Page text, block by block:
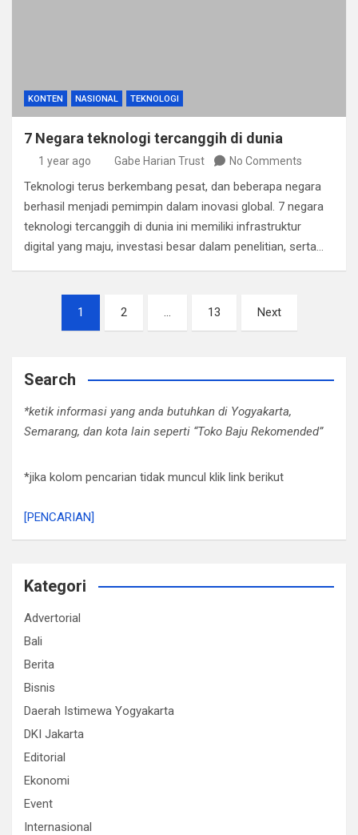
KONTEN NASIONAL TEKNOLOGI
7 Negara teknologi tercanggih di dunia
1 year ago Gabe Harian Trust No Comments
Teknologi terus berkembang pesat, dan beberapa negara
berhasil menjadi pemimpin dalam inovasi global. 7 negara
teknologi tercanggih di dunia ini memiliki infrastruktur
digital yang maju, investasi besar dalam penelitian, serta…
pagination
1 2 … 13 Next
Search
*ketik informasi yang anda butuhkan di Yogyakarta,
Semarang, dan kota lain seperti “Toko Baju Rekomended”
*jika kolom pencarian tidak muncul klik link berikut
[PENCARIAN]
Kategori
Advertorial
Bali
Berita
Bisnis
Daerah Istimewa Yogyakarta
DKI Jakarta
Editorial
Ekonomi
Event
Internasional